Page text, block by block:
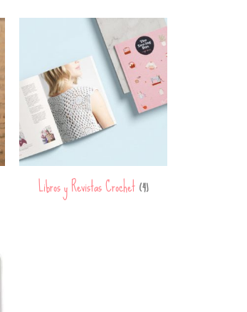
Libros y Revistas Crochet(4)